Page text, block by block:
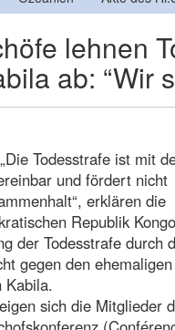
lehnen
ab: “Wir
Todesstrafe ist mit
und fördert nicht
erklären die
Republik
der Todesstrafe durch
gegen den ehemaligen
Kabila.
sich die Mitglieder